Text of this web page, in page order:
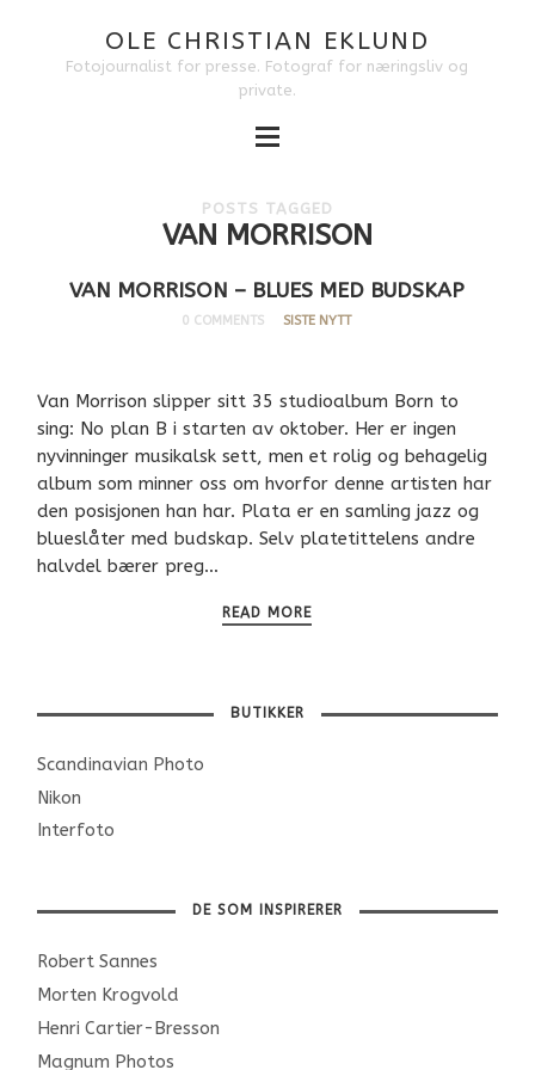
OLE CHRISTIAN EKLUND
Fotojournalist for presse. Fotograf for næringsliv og
private.
POSTS TAGGED
VAN MORRISON
VAN MORRISON – BLUES MED BUDSKAP
0 COMMENTS SISTE NYTT
Van Morrison slipper sitt 35 studioalbum Born to
sing: No plan B i starten av oktober. Her er ingen
nyvinninger musikalsk sett, men et rolig og behagelig
album som minner oss om hvorfor denne artisten har
den posisjonen han har. Plata er en samling jazz og
blueslåter med budskap. Selv platetittelens andre
halvdel bærer preg…
READ MORE
BUTIKKER
Scandinavian Photo
Nikon
Interfoto
DE SOM INSPIRERER
Robert Sannes
Morten Krogvold
Henri Cartier-Bresson
Magnum Photos